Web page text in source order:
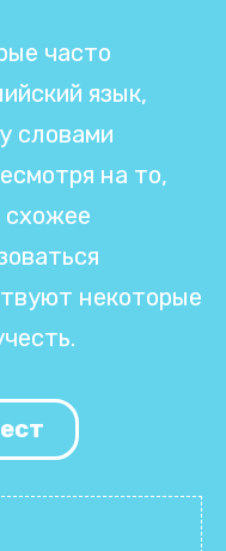
часто
язык,
словами
на то,
схожее
некоторые